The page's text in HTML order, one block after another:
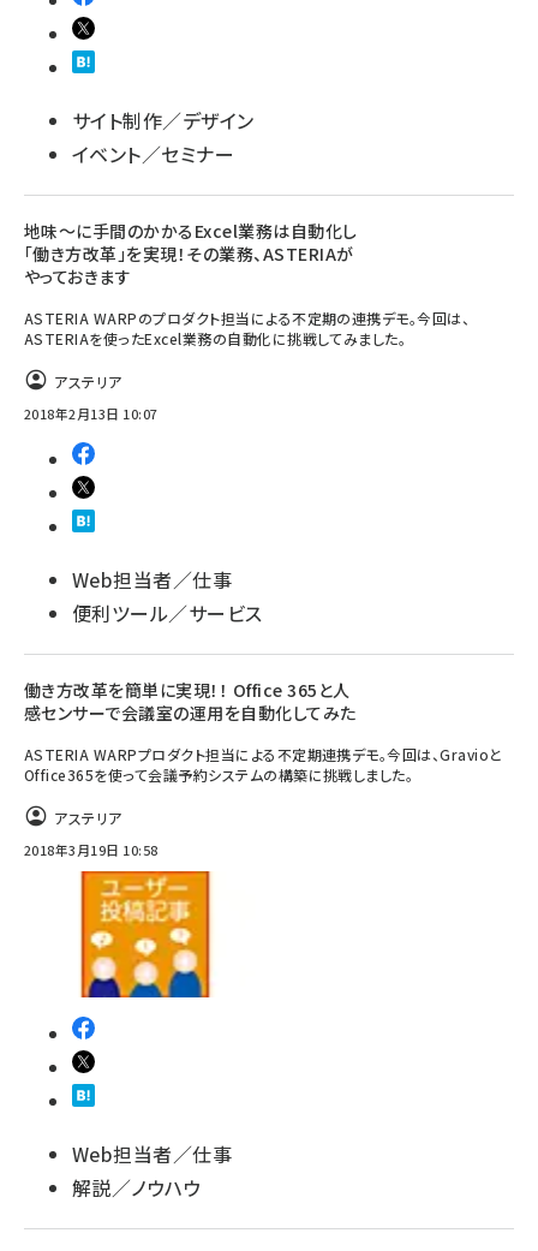
サイト制作／デザイン
イベント／セミナー
地味〜に手間のかかるExcel業務は自動化し
「働き方改革」を実現！その業務、ASTERIAが
やっておきます
ASTERIA WARPのプロダクト担当による不定期の連携デモ。今回は、
ASTERIAを使ったExcel業務の自動化に挑戦してみました。
アステリア
2018年2月13日 10:07
Web担当者／仕事
便利ツール／サービス
働き方改革を簡単に実現！！ Office 365と人
感センサーで会議室の運用を自動化してみた
ASTERIA WARPプロダクト担当による不定期連携デモ。今回は、Gravioと
Office365を使って会議予約システムの構築に挑戦しました。
アステリア
2018年3月19日 10:58
Web担当者／仕事
解説／ノウハウ